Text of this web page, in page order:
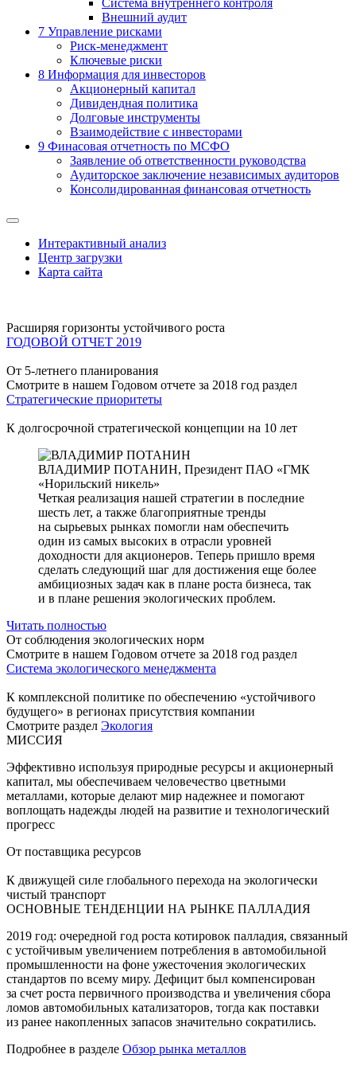
Система внутреннего контроля
Внешний аудит
7 Управление рисками
Риск-менеджмент
Ключевые риски
8 Информация для инвесторов
Акционерный капитал
Дивидендная политика
Долговые инструменты
Взаимодействие с инвеcторами
9 Финасовая отчетность по МСФО
Заявление об ответственности руководства
Аудиторское заключение независимых аудиторов
Консолидированная финансовая отчетность
Интерактивный анализ
Центр загрузки
Карта сайта
Расширяя горизонты устойчивого роста
ГОДОВОЙ ОТЧЕТ 2019
От 5-летнего планирования
Смотрите в нашем Годовом отчете за 2018 год раздел
Стратегические приоритеты
К долгосрочной стратегической концепции на 10 лет
ВЛАДИМИР ПОТАНИН, Президент ПАО «ГМК
«Норильский никель»
Четкая реализация нашей стратегии в последние
шесть лет, а также благоприятные тренды
на сырьевых рынках помогли нам обеспечить
один из самых высоких в отрасли уровней
доходности для акционеров. Теперь пришло время
сделать следующий шаг для достижения еще более
амбициозных задач как в плане роста бизнеса, так
и в плане решения экологических проблем.
Читать полностью
От соблюдения экологических норм
Смотрите в нашем Годовом отчете за 2018 год раздел
Система экологического менеджмента
К комплексной политике по обеспечению «устойчивого
будущего» в регионах присутствия компании
Смотрите раздел Экология
МИССИЯ
Эффективно используя природные ресурсы и акционерный
капитал, мы обеспечиваем человечество цветными
металлами, которые делают мир надежнее и помогают
воплощать надежды людей на развитие и технологический
прогресс
От поставщика ресурсов
К движущей силе глобального перехода на экологически
чистый транспорт
ОСНОВНЫЕ ТЕНДЕНЦИИ НА РЫНКЕ ПАЛЛАДИЯ
2019 год: очередной год роста котировок палладия, связанный
с устойчивым увеличением потребления в автомобильной
промышленности на фоне ужесточения экологических
стандартов по всему миру. Дефицит был компенсирован
за счет роста первичного производства и увеличения сбора
ломов автомобильных катализаторов, тогда как поставки
из ранее накопленных запасов значительно сократились.
Подробнее в разделе Обзор рынка металлов